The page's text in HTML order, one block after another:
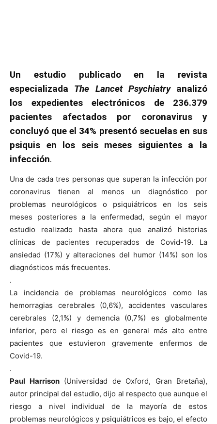
Un estudio publicado en la revista
especializada The Lancet Psychiatryanalizó
los expedientes electrónicos de 236.379
pacientes afectados por coronavirus y
concluyó que el 34% presentó secuelas en sus
psiquis en los seis meses siguientes a la
infección.
Una de cada tres personas que superan la infección por
coronavirus tienen al menos un diagnóstico por
problemas neurológicos o psiquiátricos en los seis
meses posteriores a la enfermedad, según el mayor
estudio realizado hasta ahora que analizó historias
clínicas de pacientes recuperados de Covid-19. La
ansiedad (17%) y alteraciones del humor (14%) son los
diagnósticos más frecuentes.
.
La incidencia de problemas neurológicos como las
hemorragias cerebrales (0,6%), accidentes vasculares
cerebrales (2,1%) y demencia (0,7%) es globalmente
inferior, pero el riesgo es en general más alto entre
pacientes que estuvieron gravemente enfermos de
Covid-19.
.
Paul Harrison(Universidad de Oxford, Gran Bretaña),
autor principal del estudio, dijo al respecto que aunque el
riesgo a nivel individual de la mayoría de estos
problemas neurológicos y psiquiátricos es bajo, el efecto